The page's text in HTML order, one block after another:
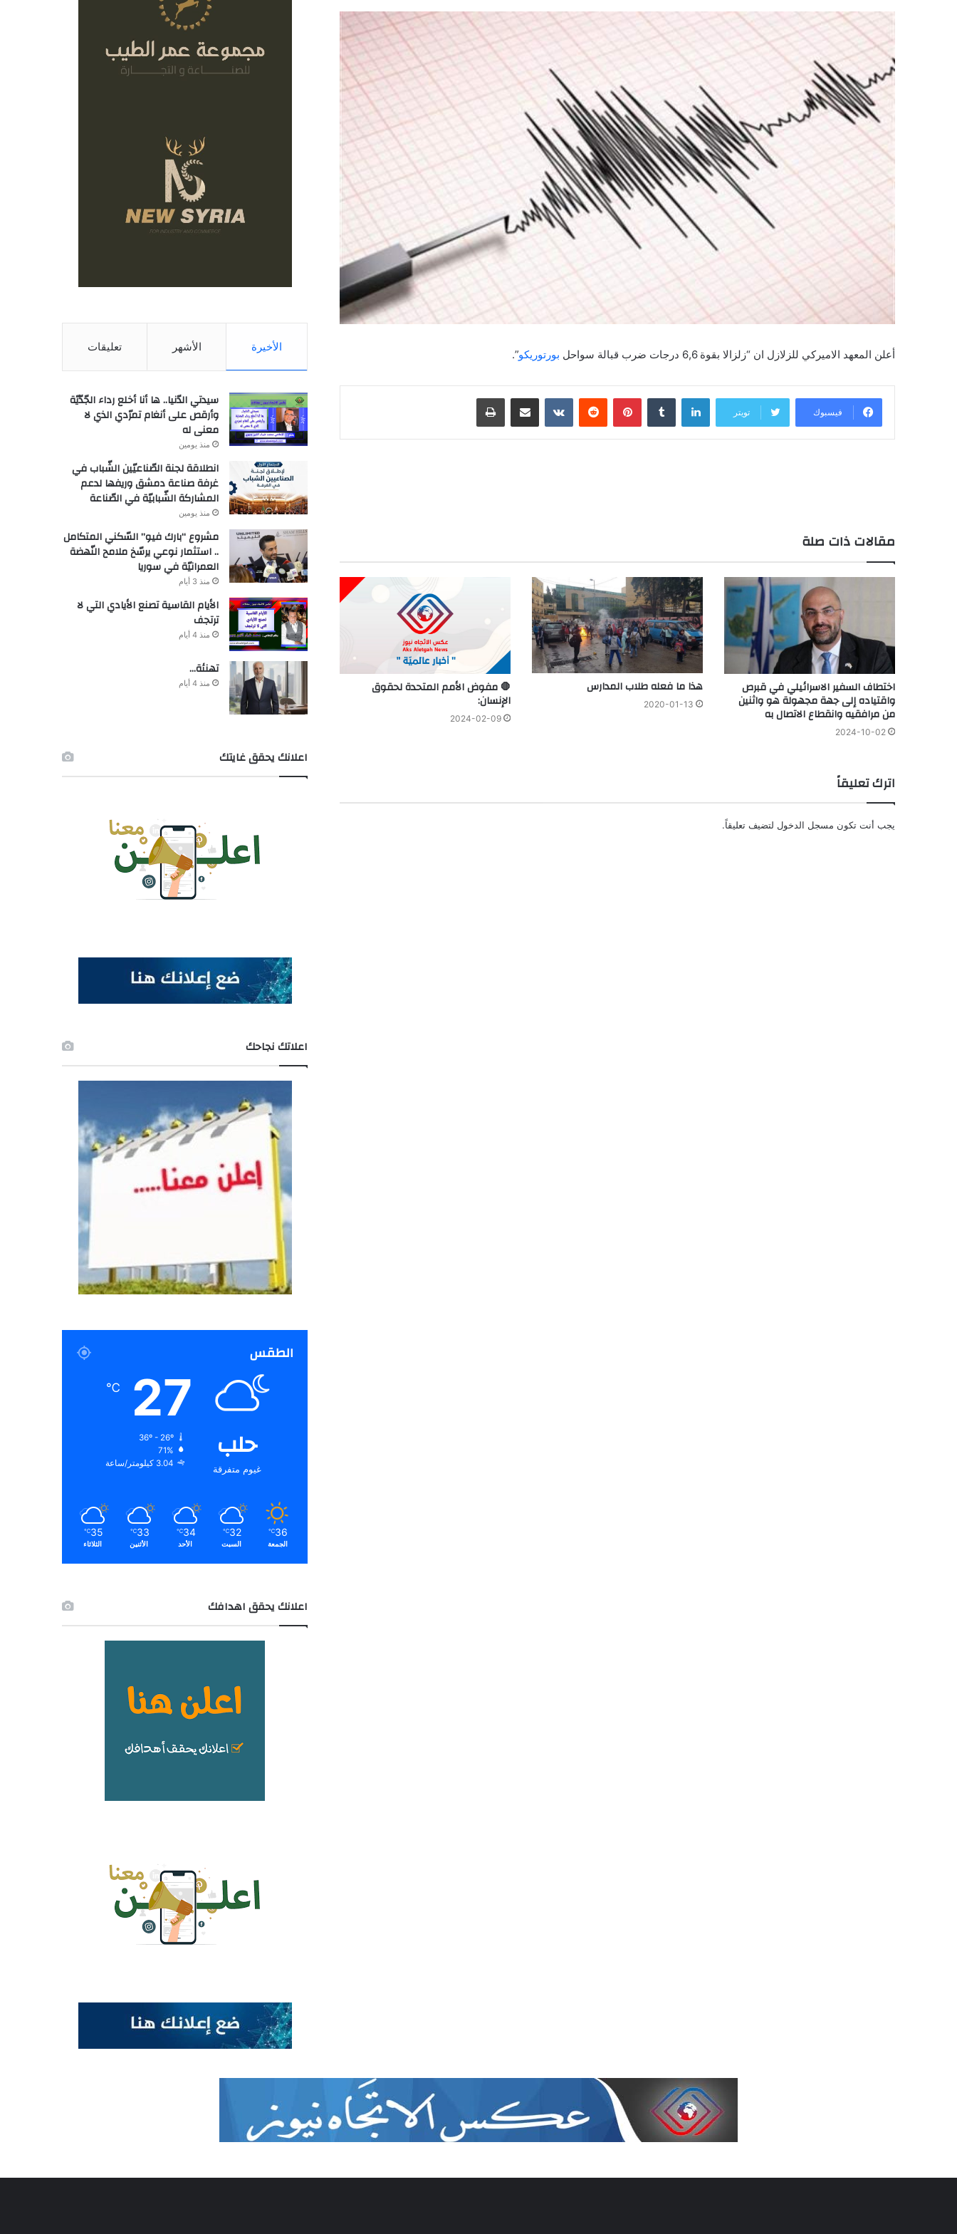
أعلن المعهد الاميركي للزلازل ان “زلزالا بقوة 6,6 درجات ضرب قبالة سواحل ​ بورتوريكو​”.
فيسبوك تويتر
لينكدإن بينتيريست
مقالات ذات صلة
اختطاف السفير الاسرائيلي في قبرص
واقتياده إلى جهة مجهولة هو واثنين
من مرافقيه وانقطاع الاتصال به
2024-10-02
هذا ما فعله طلاب المدارس
2020-01-13
🛑 مفوض الأمم المتحدة لحقوق
الإنسان:
2024-02-09
اترك تعليقاً
يجب أنت تكون مسجل الدخول لتضيف تعليقاً.
الأخيرة الأشهر تعليقات
سيدتي الدّنيا.. ها أنا أخلع رداء الجّدّيّة
وأرقص على أنغام تمرّدي الذي لا
معنى له
منذ يومين
انطلاقة لجنة الصّناعيّين الشّباب في
غرفة صناعة دمشق وريفها لدعم
المشاركة الشّبابيّة في الصّناعة
منذ يومين
مشروع “بارك فيو” السّكني المتكامل
.. استثمار نوعي يرسّخ ملامح النّهضة
العمرانيّة في سوريا
منذ 3 أيام
الأيام القاسية تصنع الأيادي التي لا
ترتجف
منذ 4 أيام
تهنئة…
منذ 4 أيام
اعلانك يحقق غايتك
اعلاتك نجاحك
الطقس
حلب
غيوم متفرقة
27
℃
36º - 26º
71%
3.04 كيلومتر/ساعة
36
℃
الجمعة
32
℃
السبت
34
℃
الأحد
33
℃
الأثنين
35
℃
الثلاثاء
اعلانك يحقق اهدافك